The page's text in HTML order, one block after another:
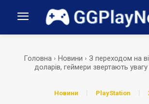
Головна Новини
З переходом на
доларів, геймери звертають увагу
Новини PlayStation